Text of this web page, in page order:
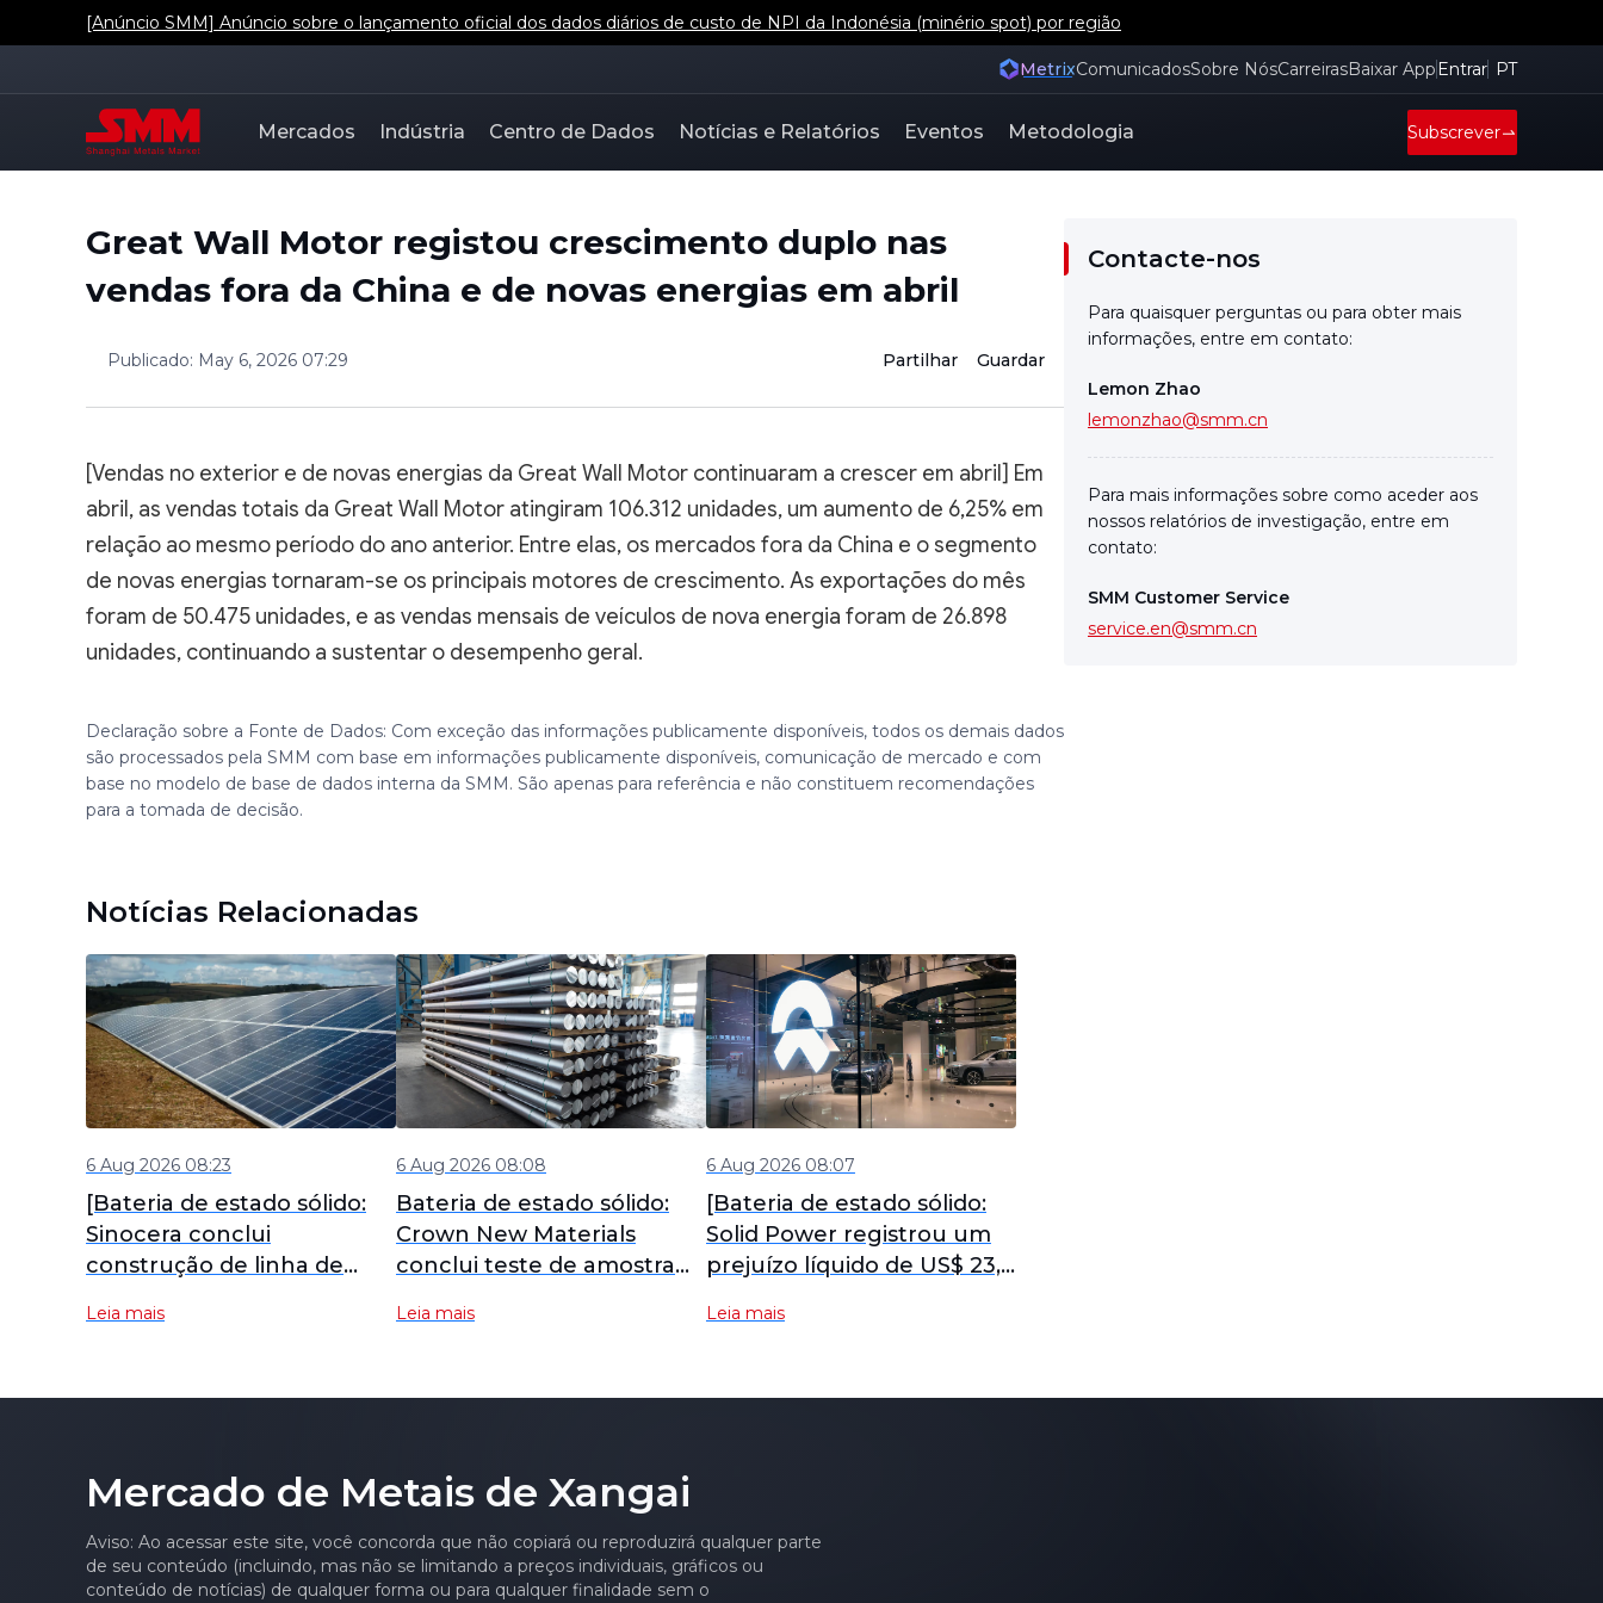
[Anúncio SMM] Anúncio sobre o lançamento oficial dos dados diários de custo de NPI da Indonésia (minério spot) por região
MetrixComunicadosSobre NósCarreirasBaixar App Entrar PT
Mercados Indústria Centro de Dados Notícias e Relatórios Eventos Metodologia Subscrever
Great Wall Motor registou crescimento duplo nas
vendas fora da China e de novas energias em abril
Publicado: May 6, 2026 07:29 Partilhar Guardar
[Vendas no exterior e de novas energias da Great Wall Motor continuaram a crescer em abril] Em
abril, as vendas totais da Great Wall Motor atingiram 106.312 unidades, um aumento de 6,25% em
relação ao mesmo período do ano anterior. Entre elas, os mercados fora da China e o segmento
de novas energias tornaram-se os principais motores de crescimento. As exportações do mês
foram de 50.475 unidades, e as vendas mensais de veículos de nova energia foram de 26.898
unidades, continuando a sustentar o desempenho geral.
Declaração sobre a Fonte de Dados: Com exceção das informações publicamente disponíveis, todos os demais dados
são processados pela SMM com base em informações publicamente disponíveis, comunicação de mercado e com
base no modelo de base de dados interna da SMM. São apenas para referência e não constituem recomendações
para a tomada de decisão.
Notícias Relacionadas
6 Aug 2026 08:23
[Bateria de estado sólido:
Sinocera conclui
construção de linha de
para eletrólitos de estado
Leia mais
6 Aug 2026 08:08
Bateria de estado sólido:
Crown New Materials
conclui teste de amostra
alumínio-plástico para
melhorada.
Leia mais
6 Aug 2026 08:07
[Bateria de estado sólido:
Solid Power registrou um
prejuízo líquido de US$ 23,8
trimestre, com a
Leia mais
Contacte-nos
Para quaisquer perguntas ou para obter mais
informações, entre em contato:
Lemon Zhao
lemonzhao@smm.cn
Para mais informações sobre como aceder aos
nossos relatórios de investigação, entre em
contato:
SMM Customer Service
service.en@smm.cn
Mercado de Metais de Xangai
Aviso: Ao acessar este site, você concorda que não copiará ou reproduzirá qualquer parte
de seu conteúdo (incluindo, mas não se limitando a preços individuais, gráficos ou
conteúdo de notícias) de qualquer forma ou para qualquer finalidade sem o